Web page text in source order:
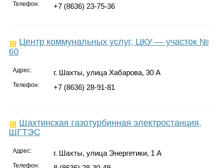
Телефон: +7 (8636) 23-75-36
Центр коммунальных услуг, ЦКУ — участок №
60
Адрес: г. Шахты, улица Хабарова, 30 А
Телефон: +7 (8636) 28-91-81
Шахтинская газотурбинная электростанция,
ШГТЭС
Адрес: г. Шахты, улица Энергетики, 1 А
Телефон: